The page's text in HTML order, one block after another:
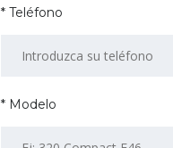
* Teléfono
* Modelo